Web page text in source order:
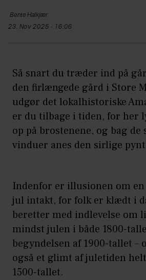
Bente Halkjær
23. Nov 2025 - 16:06
Så snart du træder ind på
den firlængede gård i Store
udgør det lokalhistoriske
er du tilbage i tiden, for her
op på brostenene, og bag de
vinduer anes den sirlige
Indenfor er illusionen om
jul intakt, for folk er klædt i
beretter med indlevelse om
mindst julen i både 1800-
begyndelsen af 1900-tallet –
også et glimt af juletiden
1500-tallet.